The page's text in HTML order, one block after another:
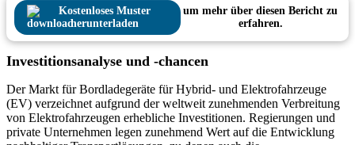
Kostenloses Muster
herunterladen
um mehr über diesen Bericht zu
erfahren.
Investitionsanalyse und -chancen
Der Markt für Bordladegeräte für Hybrid- und Elektrofahrzeuge
(EV) verzeichnet aufgrund der weltweit zunehmenden Verbreitung
von Elektrofahrzeugen erhebliche Investitionen. Regierungen und
private Unternehmen legen zunehmend Wert auf die Entwicklung